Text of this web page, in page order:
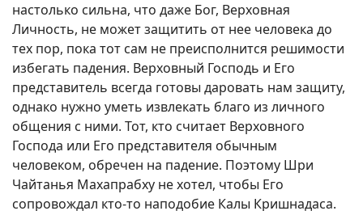
настолько сильна, что даже Бог, Верховная
Личность, не может защитить от нее человека до
тех пор, пока тот сам не преисполнится решимости
избегать падения. Верховный Господь и Его
представитель всегда готовы даровать нам защиту,
однако нужно уметь извлекать благо из личного
общения с ними. Тот, кто считает Верховного
Господа или Его представителя обычным
человеком, обречен на падение. Поэтому Шри
Чайтанья Махапрабху не хотел, чтобы Его
сопровождал кто-то наподобие Калы Кришнадаса.